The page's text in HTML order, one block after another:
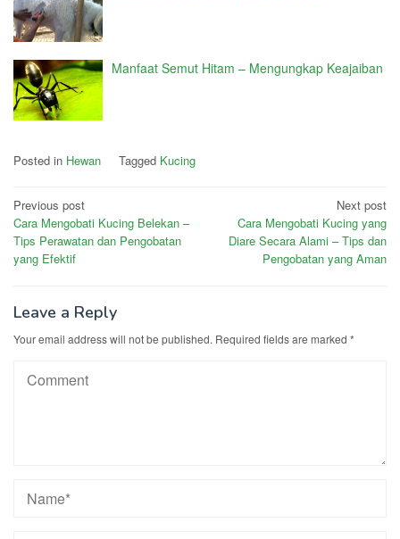
Manfaat Semut Hitam – Mengungkap Keajaiban
Posted in Hewan Tagged Kucing
Post
navigation
Previous post
Cara Mengobati Kucing Belekan –
Tips Perawatan dan Pengobatan
yang Efektif
Next post
Cara Mengobati Kucing yang
Diare Secara Alami – Tips dan
Pengobatan yang Aman
Leave a Reply
Your email address will not be published. Required fields are marked *